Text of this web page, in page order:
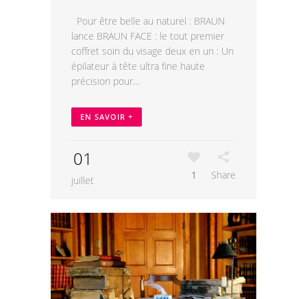
Pour être belle au naturel : BRAUN
lance BRAUN FACE : le tout premier
coffret soin du visage deux en un : Un
épilateur à tête ultra fine haute
précision pour...
EN SAVOIR +
01
juillet 1 Share